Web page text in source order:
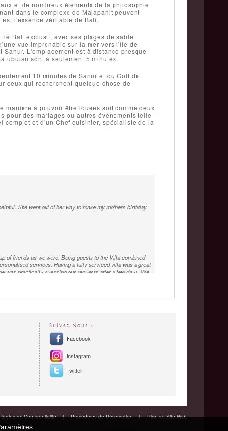
et de nombreux éléments de la philosophie
dans le complexe de Majapahit peuvent
l'essence véritable de Bali.
le Bali exclusif, avec ses plages de sable
vue imprenable sur la mer vers l'île de
Sanur. L'emplacement est à distance presque
sont à seulement 5 minutes.
10 minutes de Sanur et du Golf de
ceux qui recherchent quelque chose de
manière à pouvoir être louées soit comme deux
pour des mariages ou autres événements telle
complet et d’un Chef cuisinier, spécialiste de la
She went out of her way to make my mothers birthday
of friends as we were. Being guests to the Villa combined
services. Having a fully serviced villa was a great
was practically guessing our requests after a few days. We
Suivez Nous »
Facebook
Instagram
Twitter
de Confidentialité Procédures de Réservation Plan du Site Web